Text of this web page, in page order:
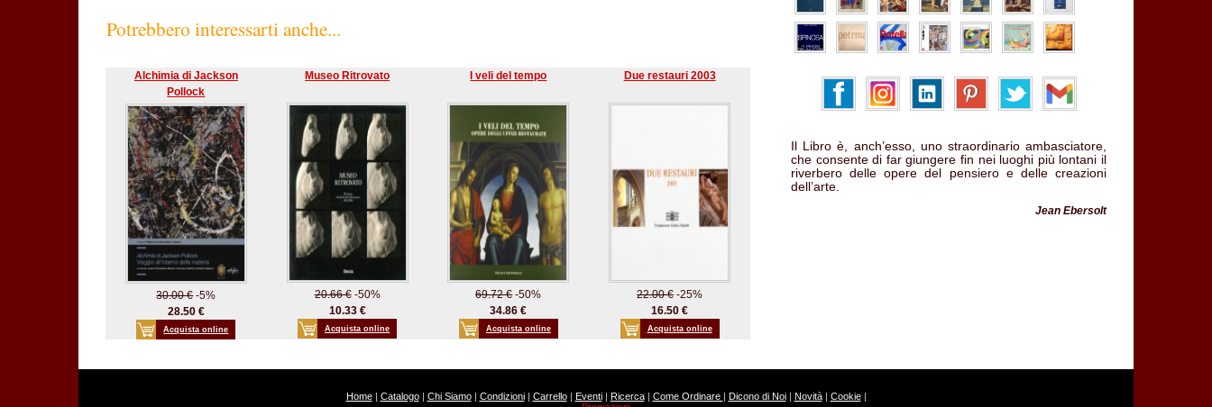
Potrebbero interessarti anche...
Alchimia di Jackson
Pollock
30.00 €-5%
28.50 €
Acquista online
Museo Ritrovato
20.66 €-50%
10.33 €
Acquista online
I veli del tempo
69.72 €-50%
34.86 €
Acquista online
Due restauri 2003
22.00 €-25%
16.50 €
Acquista online
Il Libro è, anch’esso, uno straordinario ambasciatore,
che consente di far giungere fin nei luoghi più lontani il
riverbero delle opere del pensiero e delle creazioni
dell’arte.
Jean Ebersolt
Home| Catalogo| Chi Siamo| Condizioni| Carrello| Eventi| Ricerca| Come Ordinare | Dicono di Noi| Novità| Cookie|